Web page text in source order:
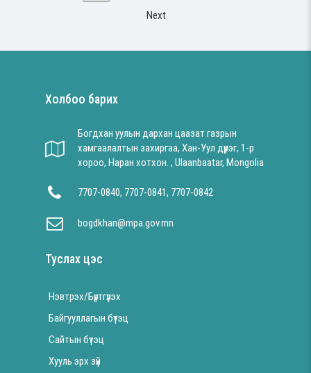
Next
Холбоо барих
Богдхан уулын дархан цаазат газрын
хамгаалалтын захиргаа, Хан-Уул дүүрэг, 1-р
хороо, Наран хотхон. , Ulaanbaatar, Mongolia
7707-0840, 7707-0841, 7707-0842
bogdkhan@mpa.gov.mn
Туслах цэс
Нэвтрэх/Бүртгүүлэх
Байгууллагын бүтэц
Сайтын бүтэц
Хууль эрх зүй